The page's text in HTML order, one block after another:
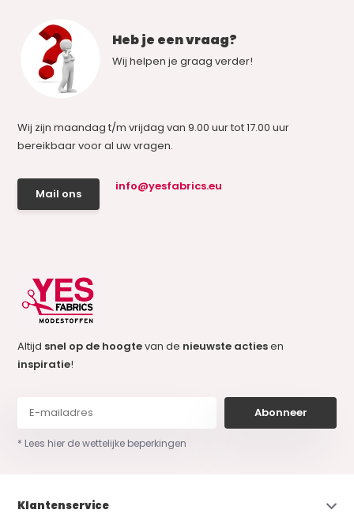
Heb je een vraag?
Wij helpen je graag verder!
Wij zijn maandag t/m vrijdag van 9.00 uur tot 17.00 uur
bereikbaar voor al uw vragen.
Mail ons
info@yesfabrics.eu
Altijd snel op de hoogtevan de nieuwste actiesen
inspiratie!
Abonneer
* Lees hier de wettelijke beperkingen
Klantenservice